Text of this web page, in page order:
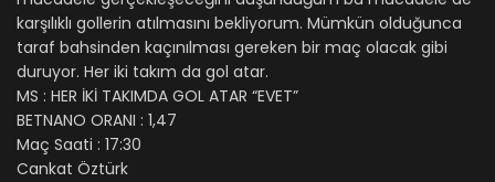
karşılıklı gollerin atılmasını bekliyorum. Mümkün olduğunca
taraf bahsinden kaçınılması gereken bir maç olacak gibi
duruyor. Her iki takım da gol atar.
MS : HER İKİ TAKIMDA GOL ATAR “EVET”
BETNANO ORANI : 1,47
Maç Saati : 17:30
Cankat Öztürk